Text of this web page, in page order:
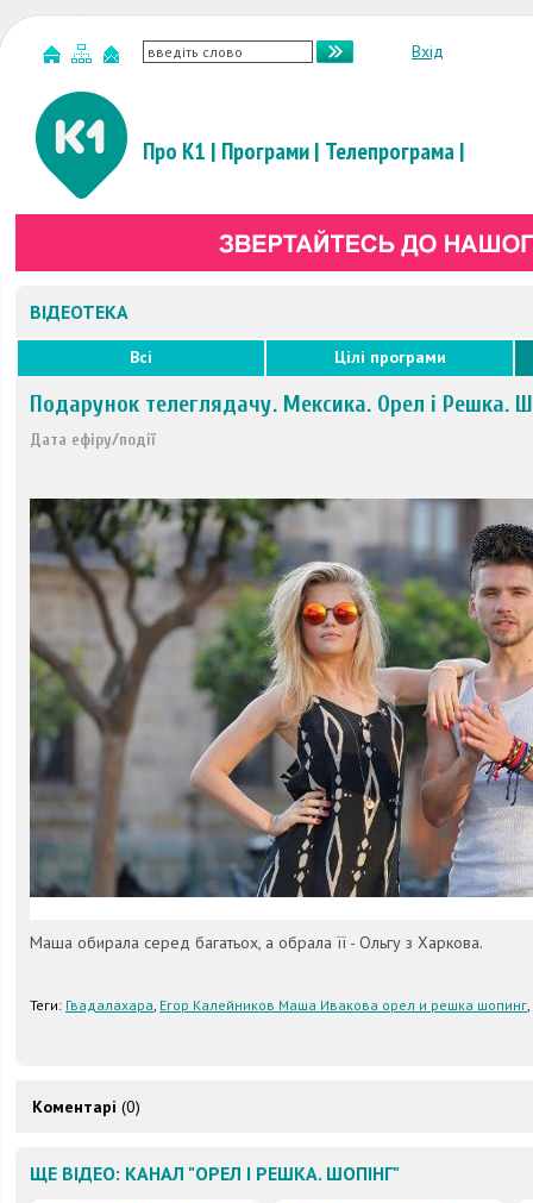
Вхід
Про К1 | Програми| Телепрограма|
ВІДЕОТЕКА
Всі Цілі програми
Подарунок телеглядачу. Мексика. Орел і Решка.
Дата ефіру/події
Маша обирала серед багатьох, а обрала її - Ольгу з Харкова.
Теги: Гвадалахара, Егор Калейников Маша Ивакова орел и решка шопинг,
Коментарі (0)
ЩЕ ВІДЕО: КАНАЛ "ОРЕЛ І РЕШКА. ШОПІНГ"